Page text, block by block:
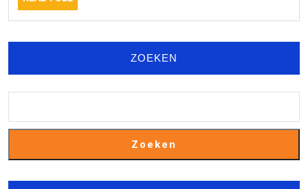
FULL
ZOEKEN
Zoeken